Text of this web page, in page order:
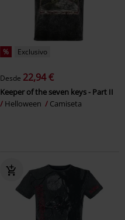
% Exclusivo
Desde 22,94 €
Keeper of the seven keys - Part II
Helloween
Camiseta